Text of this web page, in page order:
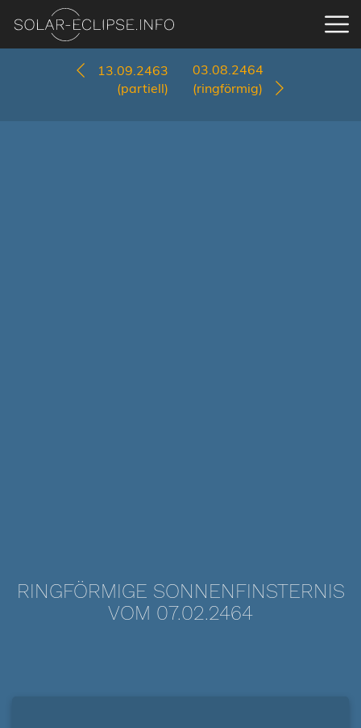
13.09.2463
(partiell)
03.08.2464
(ringförmig)
RINGFÖRMIGE SONNENFINSTERNIS
VOM 07.02.2464